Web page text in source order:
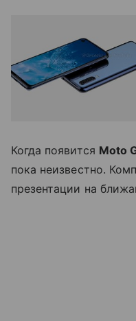
Когда появится Moto
пока неизвестно.
презентации на